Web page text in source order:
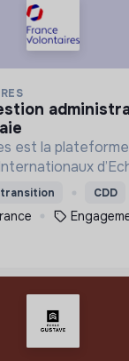
est la
CDD